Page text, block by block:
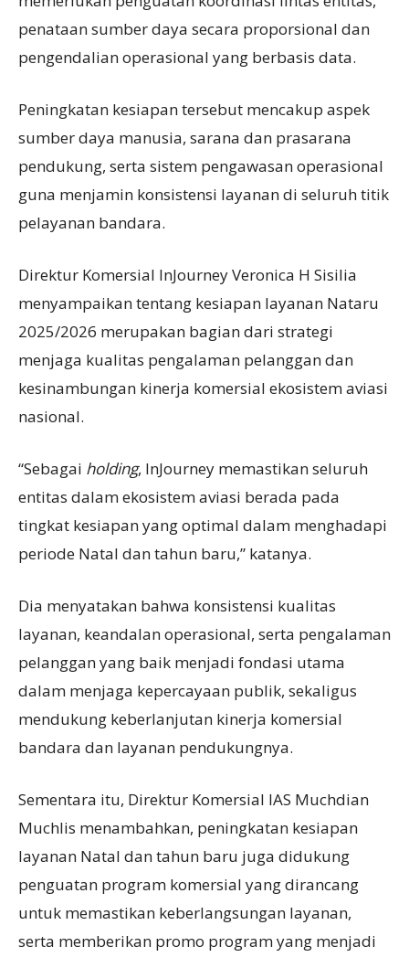
penataan sumber daya secara proporsional dan
pengendalian operasional yang berbasis data.
Peningkatan kesiapan tersebut mencakup aspek
sumber daya manusia, sarana dan prasarana
pendukung, serta sistem pengawasan operasional
guna menjamin konsistensi layanan di seluruh titik
pelayanan bandara.
Direktur Komersial InJourney Veronica H Sisilia
menyampaikan tentang kesiapan layanan Nataru
2025/2026 merupakan bagian dari strategi
menjaga kualitas pengalaman pelanggan dan
kesinambungan kinerja komersial ekosistem aviasi
nasional.
“Sebagai holding, InJourney memastikan seluruh
entitas dalam ekosistem aviasi berada pada
tingkat kesiapan yang optimal dalam menghadapi
periode Natal dan tahun baru,” katanya.
Dia menyatakan bahwa konsistensi kualitas
layanan, keandalan operasional, serta pengalaman
pelanggan yang baik menjadi fondasi utama
dalam menjaga kepercayaan publik, sekaligus
mendukung keberlanjutan kinerja komersial
bandara dan layanan pendukungnya.
Sementara itu, Direktur Komersial IAS Muchdian
Muchlis menambahkan, peningkatan kesiapan
layanan Natal dan tahun baru juga didukung
penguatan program komersial yang dirancang
untuk memastikan keberlangsungan layanan,
serta memberikan promo program yang menjadi